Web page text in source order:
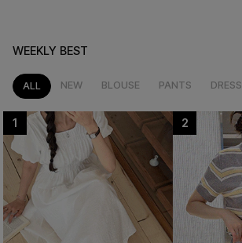
WEEKLY BEST
ALL NEW BLOUSE PANTS DRESS